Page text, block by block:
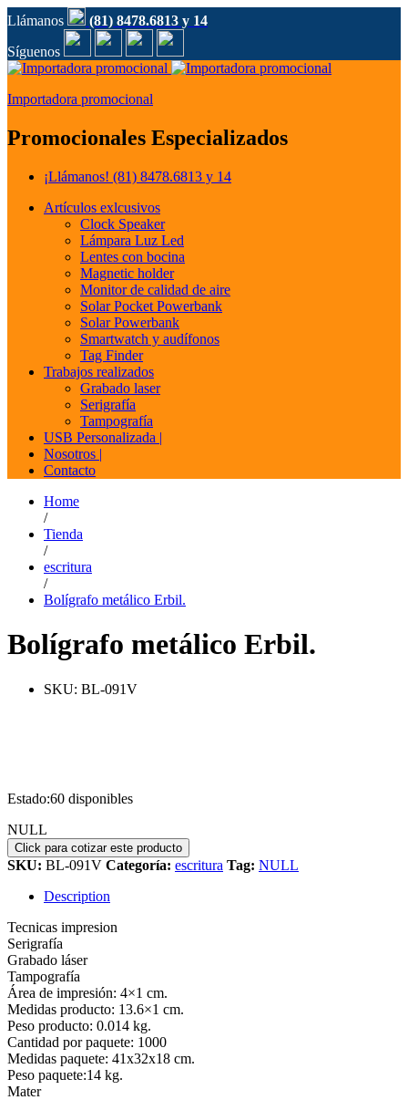
Llámanos
(81) 8478.6813 y 14
Síguenos
Importadora promocional
Promocionales Especializados
¡Llámanos! (81) 8478.6813 y 14
Artículos exlcusivos
Clock Speaker
Lámpara Luz Led
Lentes con bocina
Magnetic holder
Monitor de calidad de aire
Solar Pocket Powerbank
Solar Powerbank
Smartwatch y audífonos
Tag Finder
Trabajos realizados
Grabado laser
Serigrafía
Tampografía
USB Personalizada |
Nosotros |
Contacto
Home
/
Tienda
/
escritura
/
Bolígrafo metálico Erbil.
Bolígrafo metálico Erbil.
SKU: BL-091V
Estado:60 disponibles
NULL
SKU: BL-091V Categoría: escritura Tag: NULL
Description
Tecnicas impresion
Serigrafía
Grabado láser
Tampografía
Área de impresión: 4×1 cm.
Medidas producto: 13.6×1 cm.
Peso producto: 0.014 kg.
Cantidad por paquete: 1000
Medidas paquete: 41x32x18 cm.
Peso paquete:14 kg.
Mater